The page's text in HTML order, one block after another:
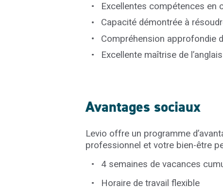
Excellentes compétences en
Capacité démontrée à
Compréhension approfondie
Excellente maîtrise de
Avantages sociaux
Levio offre un programme
professionnel et votre bien-être
4 semaines de vacances
Horaire de travail flexible